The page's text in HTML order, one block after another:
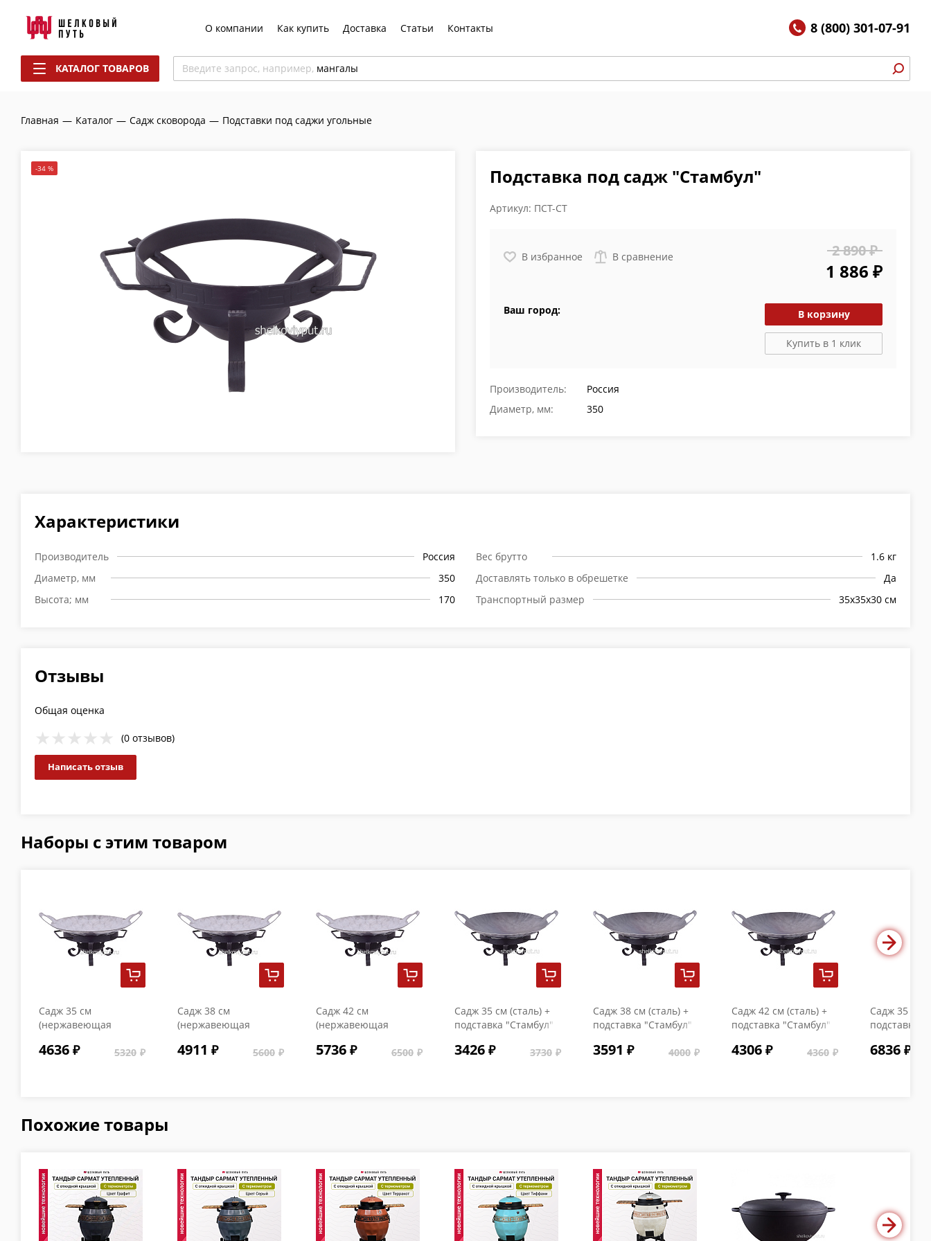
О компании Как купить Доставка Статьи Контакты 8 (800) 301-07-91
КАТАЛОГ ТОВАРОВ Введите запрос, например, мангалы
Главная — Каталог — Садж сковорода — Подставки под саджи угольные
-34 % Подставка под садж "Стамбул"
Артикул: ПСТ-СТ
В избранное В сравнение 2 890 ₽
1 886 ₽
Ваш город: В корзину
Купить в 1 клик
Производитель:
Россия
Диаметр, мм:
350
Характеристики
Производитель
Россия
Диаметр, мм
350
Высота; мм
170
Вес брутто
1.6 кг
Доставлять только в обрешетке
Да
Транспортный размер
35х35х30 см
Отзывы
Общая оценка
(0 отзывов)
Написать отзыв
Наборы с этим товаром
Садж 35 см
(нержавеющая
"Стамбул"
4636 5320
Садж 38 см
(нержавеющая
"Стамбул"
4911 5600
Садж 42 см
(нержaвеющая
"Стамбул"
5736 6500
Садж 35 см (сталь) +
подставка "Стамбул"
3426 3730
Садж 38 см (сталь) +
подставка "Стамбул"
3591 4000
Садж 42 см (сталь) +
подставка "Стамбул"
4306 4360
Садж 35 см
подставка
6836
Похожие товары